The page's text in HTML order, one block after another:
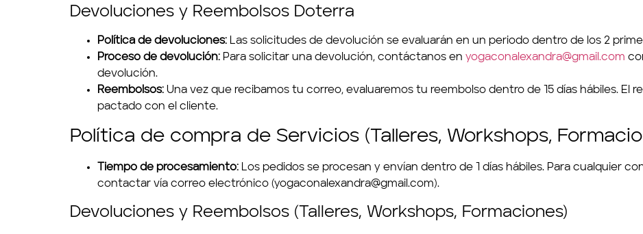
yoga para empresas
tienda
contacto
Devoluciones y Reembolsos Doterra
Política de devoluciones: Las solicitudes de devolución se evaluarán en un periodo dentro de los 2
Proceso de devolución: Para solicitar una devolución, contáctanos en yogaconalexandra@gmail.com
devolución.
Reembolsos: Una vez que recibamos tu correo, evaluaremos tu reembolso dentro de 15 días hábiles. El
pactado con el cliente.
Política de compra de Servicios (Talleres, Workshops,
Tiempo de procesamiento: Los pedidos se procesan y envían dentro de 1 días hábiles. Para cualquier
contactar vía correo electrónico (yogaconalexandra@gmail.com).
Devoluciones y Reembolsos (Talleres, Workshops, Formaciones)